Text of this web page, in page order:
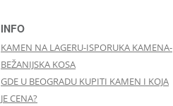
INFO
KAMEN NA LAGERU-ISPORUKA KAMENA-
BEŽANIJSKA KOSA
GDE U BEOGRADU KUPITI KAMEN I KOJA
JE CENA?